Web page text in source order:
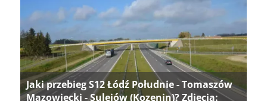
Jaki przebieg S12 Łódź Południe - Tomaszów
Mazowiecki - Sulejów (Kozenin)? Zdjęcia: